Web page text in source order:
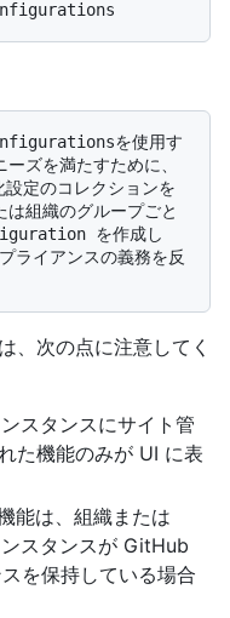
ズを満たすために、
定のコレクションを
組織のグループごと
を作成し
ライアンスの義務を反
、次の点に注意してく
スタンスにサイト管
た機能のみが UI に表
能は、組織または
スタンスが GitHub
を保持している場合